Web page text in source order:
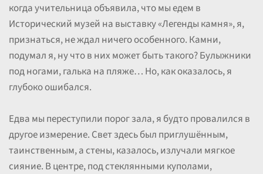
когда учительница объявила, что мы едем в
Исторический музей на выставку «Легенды камня», я,
признаться, не ждал ничего особенного. Камни,
подумал я, ну что в них может быть такого? Булыжники
под ногами, галька на пляже… Но, как оказалось, я
глубоко ошибался.
Едва мы переступили порог зала, я будто провалился в
другое измерение. Свет здесь был приглушённым,
таинственным, а стены, казалось, излучали мягкое
сияние. В центре, под стеклянными куполами,